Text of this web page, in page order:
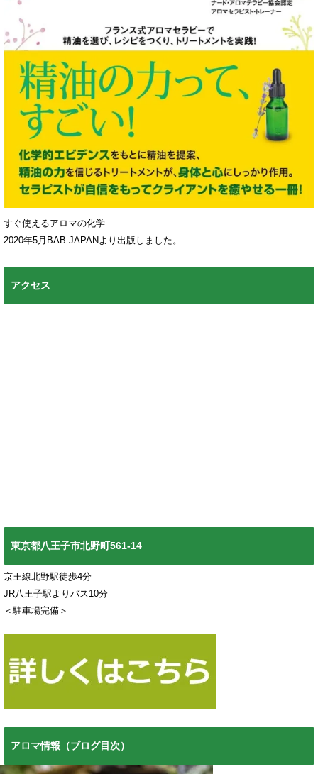
すぐ使えるアロマの化学
2020年5月BAB JAPANより出版しました。
アクセス
東京都八王子市北野町561-14
京王線北野駅徒歩4分
JR八王子駅よりバス10分
＜駐車場完備＞
アロマ情報（ブログ目次）